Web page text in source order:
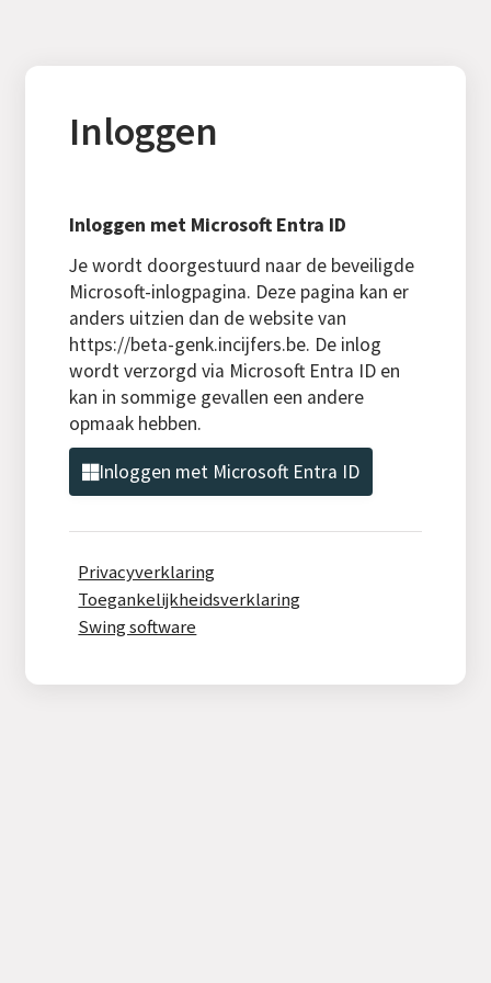
Inloggen
Inloggen met Microsoft Entra ID
Je wordt doorgestuurd naar de beveiligde
Microsoft-inlogpagina. Deze pagina kan er
anders uitzien dan de website van
https://beta-genk.incijfers.be. De inlog
wordt verzorgd via Microsoft Entra ID en
kan in sommige gevallen een andere
opmaak hebben.
Inloggen met Microsoft Entra ID
Privacyverklaring
Toegankelijkheidsverklaring
Swing software